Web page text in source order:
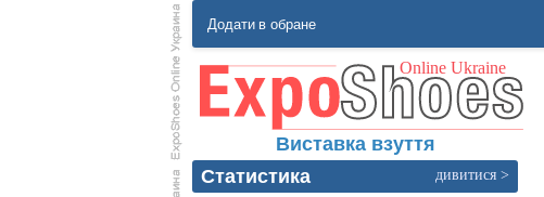
Додати в обране
Виставка взуття
Статистика
дивитися >